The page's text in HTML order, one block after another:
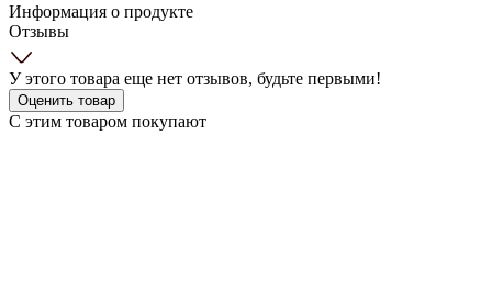
Информация о продукте
Отзывы
У этого товара еще нет отзывов, будьте первыми!
Оценить товар
С этим товаром покупают